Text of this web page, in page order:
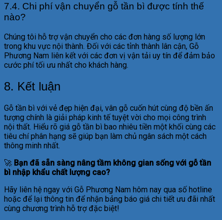
7.4. Chi phí vận chuyển gỗ tần bì được tính thế
nào?
Chúng tôi hỗ trợ vận chuyển cho các đơn hàng số lượng lớn
trong khu vực nội thành. Đối với các tỉnh thành lân cận, Gỗ
Phương Nam liên kết với các đơn vị vận tải uy tín để đảm bảo
cước phí tối ưu nhất cho khách hàng.
8. Kết luận
Gỗ tần bì với vẻ đẹp hiện đại, vân gỗ cuốn hút cùng độ bền ấn
tượng chính là giải pháp kinh tế tuyệt vời cho mọi công trình
nội thất. Hiểu rõ giá gỗ tần bì bao nhiêu tiền một khối cùng các
tiêu chí phân hạng sẽ giúp bạn làm chủ ngân sách một cách
thông minh nhất.
🚀 Bạn đã sẵn sàng nâng tầm không gian sống với gỗ tần
bì nhập khẩu chất lượng cao?
Hãy liên hệ ngay với Gỗ Phương Nam hôm nay qua số hotline
hoặc để lại thông tin để nhận bảng báo giá chi tiết ưu đãi nhất
cùng chương trình hỗ trợ đặc biệt!